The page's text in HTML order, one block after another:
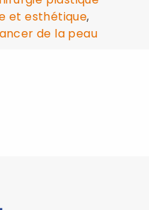
et esthétique,
de la peau